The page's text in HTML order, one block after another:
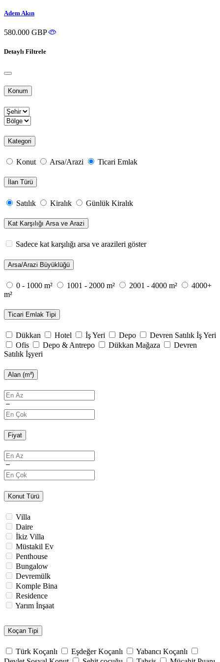
Adem Akın
580.000 GBP
Detaylı Filtrele
Konum
Kategori
Konut Arsa/Arazi Ticari Emlak
İlan Türü
Satılık Kiralık Günlük Kiralık
Kat Karşılığı Arsa ve Arazi
Sadece kat karşılığı arsa ve arazileri göster
Arsa/Arazi Büyüklüğü
0 - 1000 m² 1001 - 2000 m² 2001 - 4000 m²
4000+
m²
Ticari Emlak Tipi
Dükkan Hotel İş Yeri Depo
Devren Satılık İş Yeri
Ofis
Depo & Antrepo Dükkan Mağaza
Devren
Satılık İşyeri
Alan (m²)
Fiyat
Konut Türü
Villa
Daire
İkiz Villa
Müstakil Ev
Penthouse
Bungalow
Devremülk
Komple Bina
Residence
Yarım İnşaat
Koçan Tipi
Türk Koçanlı Eşdeğer Koçanlı
Yabancı Koçanlı